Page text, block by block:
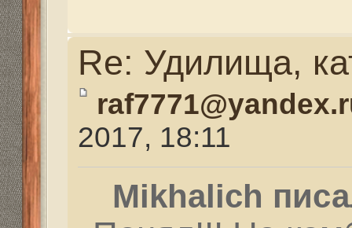
Re: Удилища,
Mikhalich» 04 сен 2017,
Привет Рафаэль!!!!
тоже особо не бойцы.